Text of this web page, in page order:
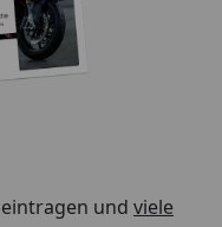
und viele